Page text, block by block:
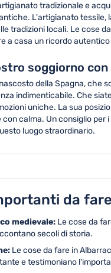
tradizionale e
L'artigianato
tradizioni locali. Le cose
a casa un ricordo
soggiorno con
della Spagna, che
indimenticabile. Che
uniche. La sua
calma. Un consiglio
luogo straordinario.
da
medievale: Le cose da
secoli di storia.
Le cose da fare in
e testimoniano